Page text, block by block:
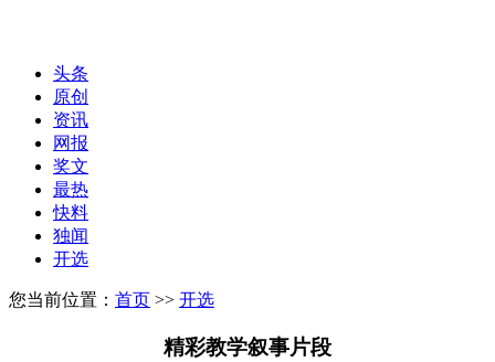
头条
原创
资讯
网报
奖文
最热
快料
独闻
开选
您当前位置： 首页 >> 开选
精彩教学叙事片段